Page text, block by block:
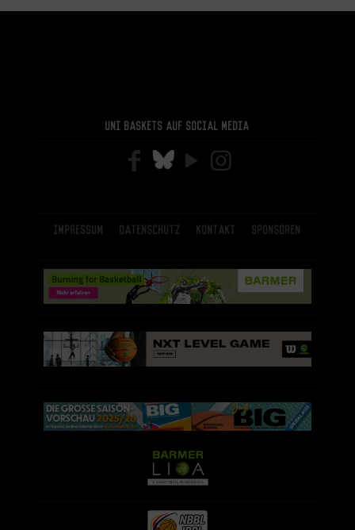
Uni Baskets auf Social Media
Impressum Datenschutz Kontakt Sponsoren